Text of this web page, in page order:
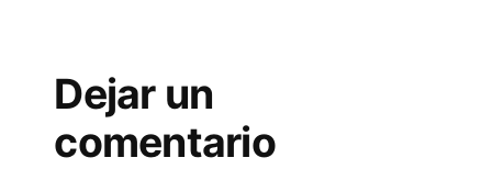
Dejar un
comentario